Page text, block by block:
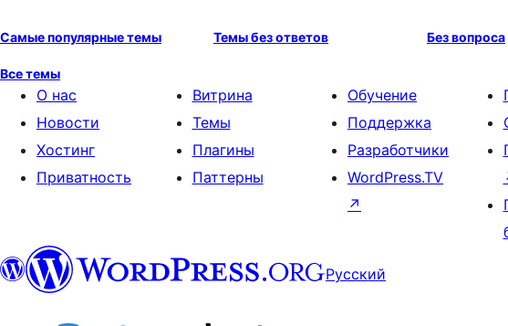
Самые популярные темы Темы без ответов Без вопроса
Все темы
О нас
Новости
Хостинг
Приватность
Витрина
Темы
Плагины
Паттерны
Обучение
Поддержка
Разработчики
WordPress.TV
↗
Русский